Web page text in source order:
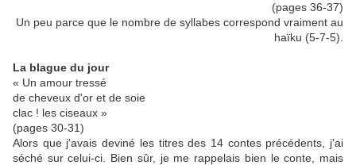
(pages 36-37)
Un peu parce que le nombre de syllabes correspond vraiment au
haïku (5-7-5).
La blague du jour
« Un amour tressé
de cheveux d'or et de soie
clac ! les ciseaux »
(pages 30-31)
Alors que j'avais deviné les titres des 14 contes précédents, j'ai
séché sur celui-ci. Bien sûr, je me rappelais bien le conte, mais